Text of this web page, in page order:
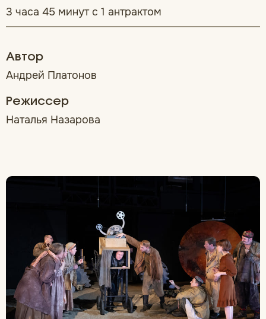
3 часа 45 минут с 1 антрактом
Автор
Андрей Платонов
Режиссер
Наталья Назарова